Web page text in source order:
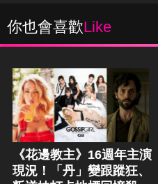
你也會喜歡Like
《花邊教主》16週年主演
現況！「丹」變跟蹤狂、